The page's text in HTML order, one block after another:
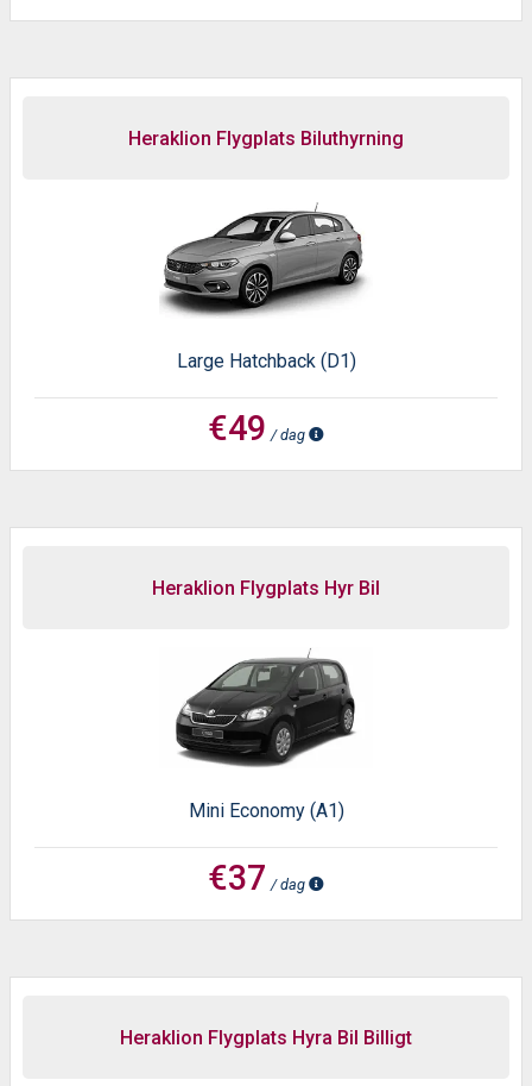
Heraklion Flygplats Biluthyrning
Large Hatchback (D1)
€49 / dag
Heraklion Flygplats Hyr Bil
Mini Economy (A1)
€37 / dag
Heraklion Flygplats Hyra Bil Billigt